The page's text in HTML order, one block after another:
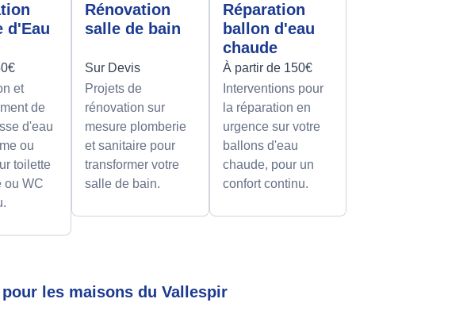
d'Eau
et
de
d'eau
ou
toilette
ou WC
Rénovation
salle de bain
Sur Devis
Projets de
rénovation sur
mesure plomberie
et sanitaire pour
transformer votre
salle de bain.
Réparation
ballon d'eau
chaude
À partir de 150€
Interventions pour
la réparation en
urgence sur votre
ballons d'eau
chaude, pour un
confort continu.
les maisons du Vallespir